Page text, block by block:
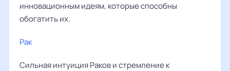
инновационным идеям, которые способны
обогатить их.
Рак
Сильная интуиция Раков и стремление к